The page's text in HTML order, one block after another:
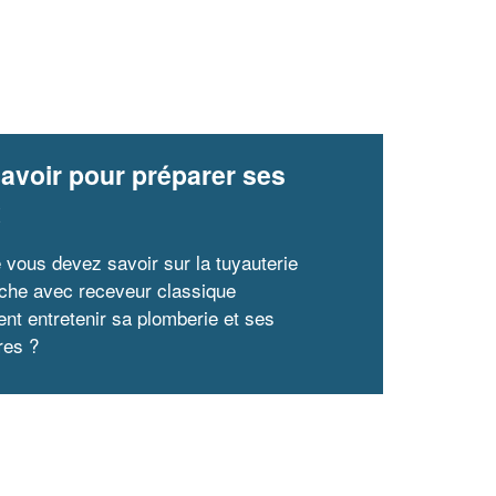
pour préparer ses
vous devez savoir sur la tuyauterie
avec receveur classique
entretenir sa plomberie et ses
?